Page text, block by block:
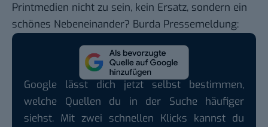
Printmedien nicht zu sein, kein Ersatz, sondern ein
schönes Nebeneinander? Burda Pressemeldung:
Google lässt dich jetzt selbst bestimmen,
welche Quellen du in der Suche häufiger
siehst. Mit zwei schnellen Klicks kannst du